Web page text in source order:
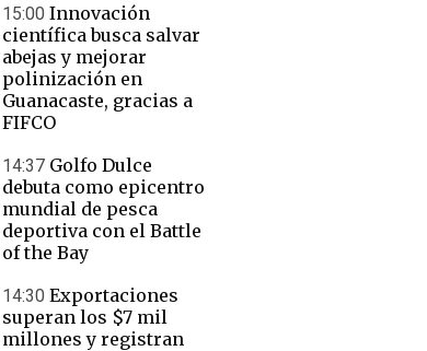
15:00 Innovación
científica busca salvar
abejas y mejorar
polinización en
Guanacaste, gracias a
FIFCO
14:37 Golfo Dulce
debuta como epicentro
mundial de pesca
deportiva con el Battle
of the Bay
14:30 Exportaciones
superan los $7 mil
millones y registran